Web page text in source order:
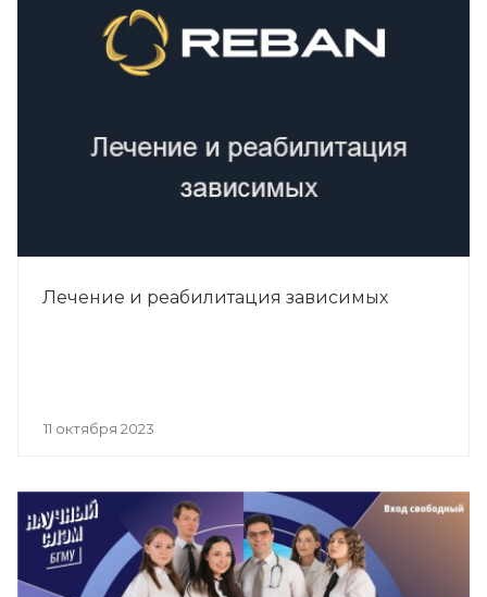
Лечение и реабилитация зависимых
11 октября 2023